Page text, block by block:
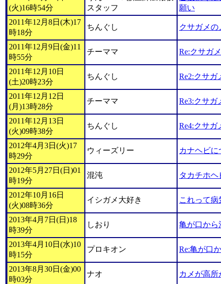
(火)16時54分
スタッフ
願い
2011年12月8日(木)17
時18分
ちんぐし クサガメの
2011年12月9日(金)11
時55分
チーママ Re:クサガ
2011年12月10日
(土)20時23分
ちんぐし Re2:クサガ
2011年12月12日
(月)13時28分
チーママ Re3:クサガ
2011年12月13日
(火)09時38分
ちんぐし Re4:クサガ
2012年4月3日(火)17
時29分
ウィーズリー カナヘビ
2012年5月27日(日)01
時19分
混沌 タカチホ
2012年10月16日
(火)08時36分
イシガメ大好き これって
2013年4月7日(日)18
時39分
しおり 亀が口から
2013年4月10日(水)10
時15分
プロキオン Re:亀が口
2013年8月30日(金)00
時03分
ナオ カメが高